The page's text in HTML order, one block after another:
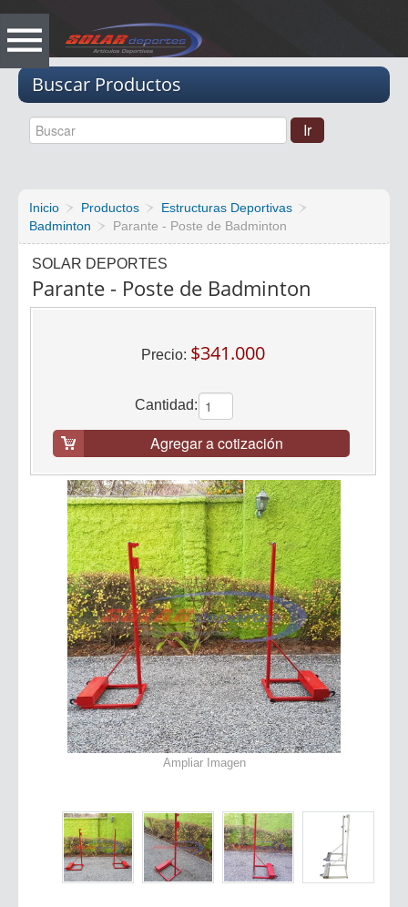
Buscar Productos
Inicio Productos
Estructuras Deportivas
Badminton
Parante - Poste de Badminton
SOLAR DEPORTES
Parante - Poste de Badminton
Precio: $341.000
Cantidad:
Agregar a cotización
Ampliar Imagen